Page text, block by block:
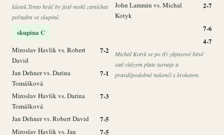
kůstek.Tento hráč by jistě mohl zamíchat
pořadím ve skupině.
skupina C
Miroslav Havlík vs. Robert
David
7-2
Jan Dehner vs. Darina
Tomášková
7-1
Miroslav Havlík vs. Darina
Tomášková
7-3
Jan Dehner vs. Robert David 7-5
Miroslav Havlík vs. Jan
7-5
John Lammin vs. Michal
Kotyk
2-7
7-6
4-7
Michal Kotyk se po tří zápasové bitvě
stal vítězem plate turnaje a
pravděpodobně nekončí s kroketem.